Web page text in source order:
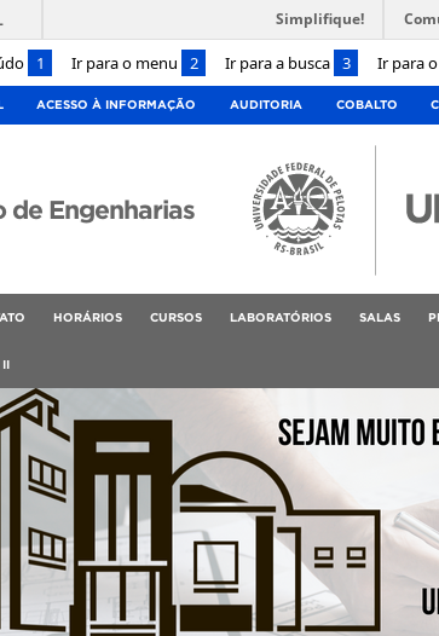
1 Ir para o menu 2 Ir para a busca 3 Ir para
Simplifique!
ACESSO À INFORMAÇÃO AUDITORIA COBALTO
de Engenharias
HORÁRIOS CURSOS LABORATÓRIOS SALAS
II